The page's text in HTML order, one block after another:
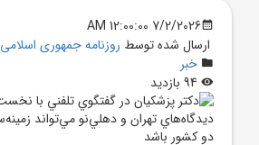
7/2/2026 12:00:00 AM
ارسال شده توسط روزنامه جمهوری اسلامی
خبر